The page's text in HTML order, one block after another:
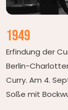
1949
Erfindung der
Berlin-
Curry. Am 4.
Soße mit